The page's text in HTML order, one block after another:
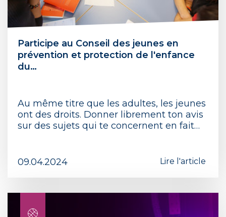
Participe au Conseil des jeunes en
prévention et protection de l'enfance
du…
Au même titre que les adultes, les jeunes
ont des droits. Donner librement ton avis
sur des sujets qui te concernent en fait…
09.04.2024 Lire l'article